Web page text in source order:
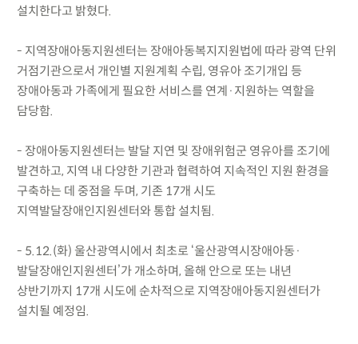
설치한다고 밝혔다.
- 지역장애아동지원센터는 장애아동복지지원법에 따라 광역 단위
거점기관으로서 개인별 지원계획 수립, 영유아 조기개입 등
장애아동과 가족에게 필요한 서비스를 연계·지원하는 역할을
담당함.
- 장애아동지원센터는 발달 지연 및 장애위험군 영유아를 조기에
발견하고, 지역 내 다양한 기관과 협력하여 지속적인 지원 환경을
구축하는 데 중점을 두며, 기존 17개 시도
지역발달장애인지원센터와 통합 설치됨.
- 5.12.(화) 울산광역시에서 최초로 ‘울산광역시장애아동·
발달장애인지원센터’가 개소하며, 올해 안으로 또는 내년
상반기까지 17개 시도에 순차적으로 지역장애아동지원센터가
설치될 예정임.